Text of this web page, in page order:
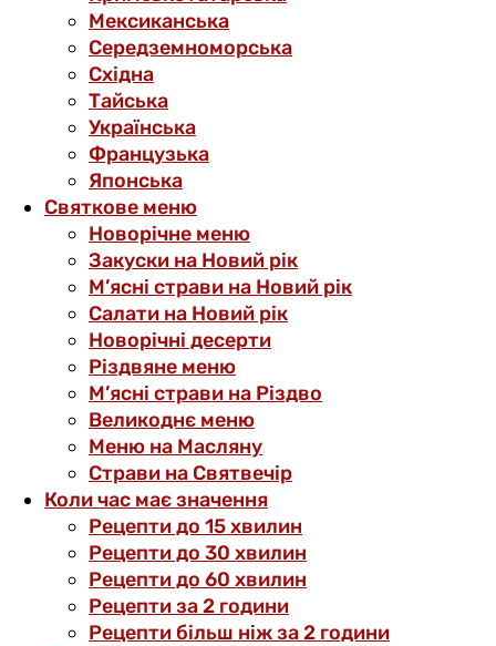
Мексиканська
Середземноморська
Східна
Тайська
Українська
Французька
Японська
Святкове меню
Новорічне меню
Закуски на Новий рік
М’ясні страви на Новий рік
Салати на Новий рік
Новорічні десерти
Різдвяне меню
М’ясні страви на Різдво
Великоднє меню
Меню на Масляну
Страви на Святвечір
Коли час має значення
Рецепти до 15 хвилин
Рецепти до 30 хвилин
Рецепти до 60 хвилин
Рецепти за 2 години
Рецепти більш ніж за 2 години